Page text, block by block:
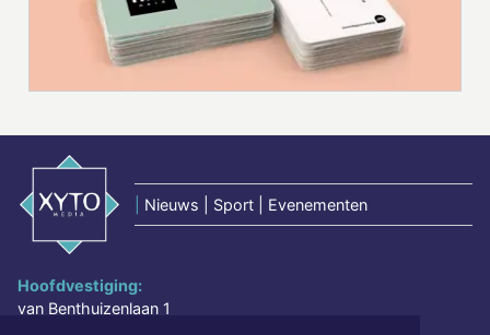
Nieuws | Sport | Evenementen
Hoofdvestiging:
van Benthuizenlaan 1